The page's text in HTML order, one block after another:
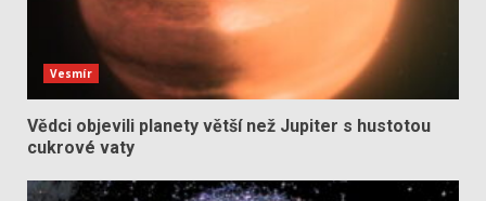
Vesmír
Vědci objevili planety větší než Jupiter s hustotou
cukrové vaty